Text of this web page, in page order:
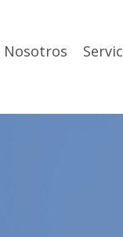
Nosotros